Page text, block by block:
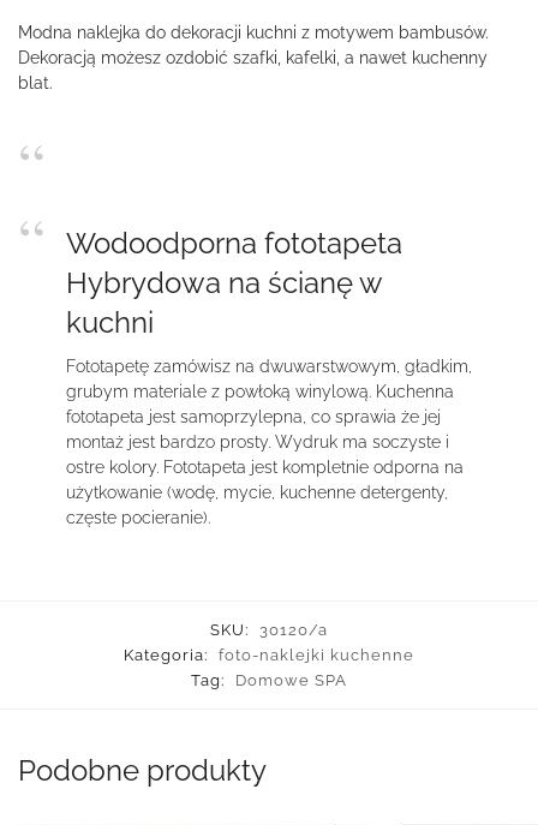
Modna naklejka do dekoracji kuchni z motywem bambusów.
Dekoracją możesz ozdobić szafki, kafelki, a nawet kuchenny
blat.
Wodoodporna fototapeta
Hybrydowa na ścianę w
kuchni
Fototapetę zamówisz na dwuwarstwowym, gładkim,
grubym materiale z powłoką winylową. Kuchenna
fototapeta jest samoprzylepna, co sprawia że jej
montaż jest bardzo prosty. Wydruk ma soczyste i
ostre kolory. Fototapeta jest kompletnie odporna na
użytkowanie (wodę, mycie, kuchenne detergenty,
częste pocieranie).
SKU:
30120/a
Kategoria:
foto-naklejki kuchenne
Tag:
Domowe SPA
Podobne produkty